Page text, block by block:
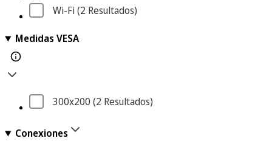
Wi-Fi (2 Resultados)
Medidas VESA
300x200 (2 Resultados)
Conexiones